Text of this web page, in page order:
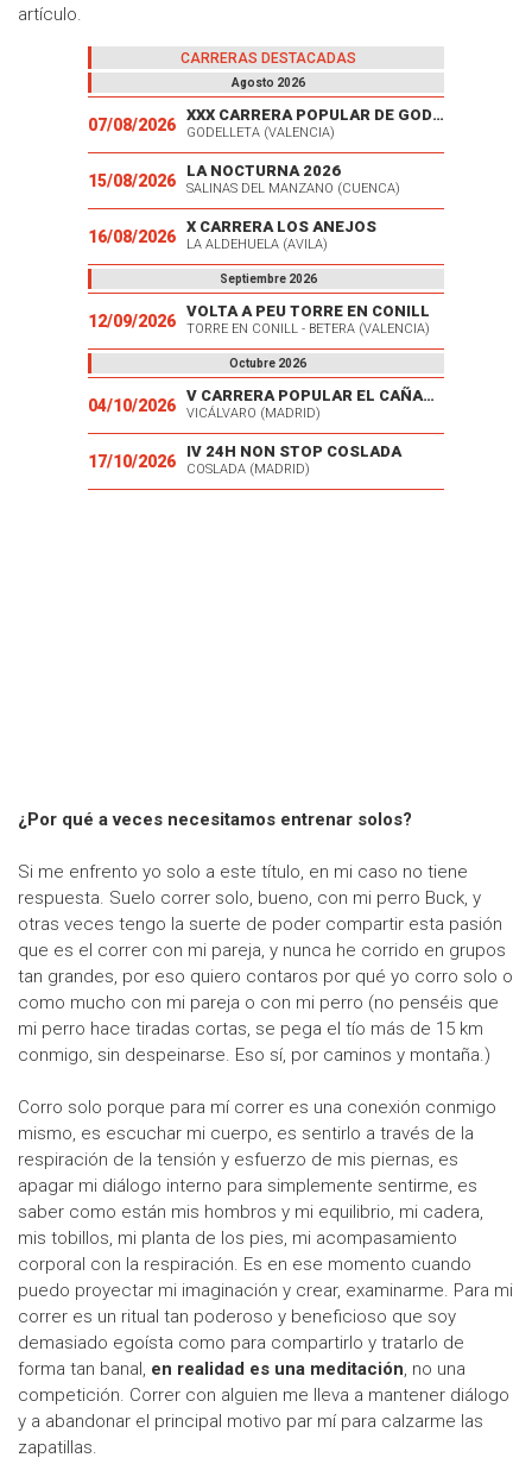
artículo.
CARRERAS DESTACADAS
Agosto 2026
07/08/2026
XXX CARRERA POPULAR DE GODELLETA
GODELLETA (VALENCIA)
15/08/2026
LA NOCTURNA 2026
SALINAS DEL MANZANO (CUENCA)
16/08/2026
X CARRERA LOS ANEJOS
LA ALDEHUELA (AVILA)
Septiembre 2026
12/09/2026
VOLTA A PEU TORRE EN CONILL
TORRE EN CONILL - BETERA (VALENCIA)
Octubre 2026
04/10/2026
V CARRERA POPULAR EL CAÑAVERAL
VICÁLVARO (MADRID)
17/10/2026
IV 24H NON STOP COSLADA
COSLADA (MADRID)
¿Por qué a veces necesitamos entrenar solos?
Si me enfrento yo solo a este título, en mi caso no tiene
respuesta. Suelo correr solo, bueno, con mi perro Buck, y
otras veces tengo la suerte de poder compartir esta pasión
que es el correr con mi pareja, y nunca he corrido en grupos
tan grandes, por eso quiero contaros por qué yo corro solo o
como mucho con mi pareja o con mi perro (no penséis que
mi perro hace tiradas cortas, se pega el tío más de 15 km
conmigo, sin despeinarse. Eso sí, por caminos y montaña.)
Corro solo porque para mí correr es una conexión conmigo
mismo, es escuchar mi cuerpo, es sentirlo a través de la
respiración de la tensión y esfuerzo de mis piernas, es
apagar mi diálogo interno para simplemente sentirme, es
saber como están mis hombros y mi equilibrio, mi cadera,
mis tobillos, mi planta de los pies, mi acompasamiento
corporal con la respiración. Es en ese momento cuando
puedo proyectar mi imaginación y crear, examinarme. Para mi
correr es un ritual tan poderoso y beneficioso que soy
demasiado egoísta como para compartirlo y tratarlo de
forma tan banal, en realidad es una meditación, no una
competición. Correr con alguien me lleva a mantener diálogo
y a abandonar el principal motivo par mí para calzarme las
zapatillas.